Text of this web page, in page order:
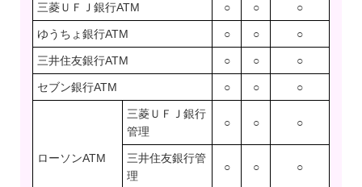
三菱ＵＦＪ銀行ATM ○ ○ ○
ゆうちょ銀行ATM ○ ○ ○
三井住友銀行ATM ○ ○ ○
セブン銀行ATM ○ ○ ○
ローソンATM
三菱ＵＦＪ銀行
管理
○ ○ ○
三井住友銀行管
理
○ ○ ○